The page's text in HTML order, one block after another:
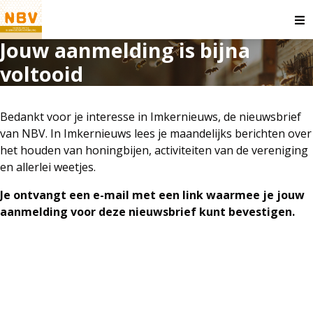
Jouw aanmelding is bijna
voltooid
Bedankt voor je interesse in Imkernieuws, de nieuwsbrief
van NBV. In Imkernieuws lees je maandelijks berichten over
het houden van honingbijen, activiteiten van de vereniging
en allerlei weetjes.
Je ontvangt een e-mail met een link waarmee je jouw
aanmelding voor deze nieuwsbrief kunt bevestigen.